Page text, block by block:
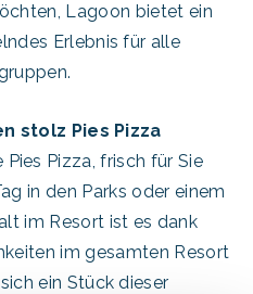
Lagoon bietet ein
Erlebnis für alle
stolz Pies Pizza
Pizza, frisch für Sie
in den Parks oder einem
im Resort ist es dank
im gesamten Resort
ein Stück dieser